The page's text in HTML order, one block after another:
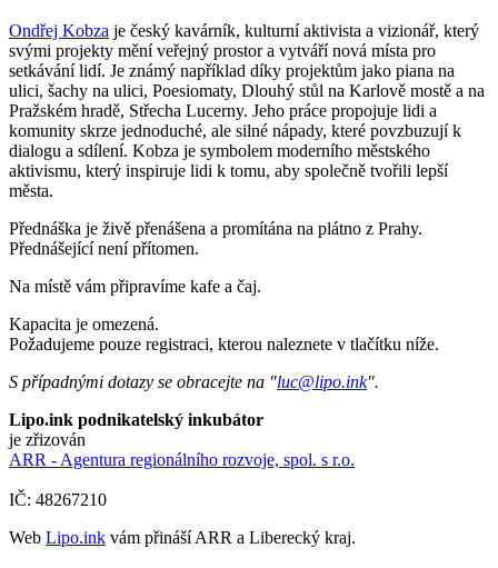
Ondřej Kobza je český kavárník, kulturní aktivista a vizionář, který
svými projekty mění veřejný prostor a vytváří nová místa pro
setkávání lidí. Je známý například díky projektům jako piana na
ulici, šachy na ulici, Poesiomaty, Dlouhý stůl na Karlově mostě a na
Pražském hradě, Střecha Lucerny. Jeho práce propojuje lidi a
komunity skrze jednoduché, ale silné nápady, které povzbuzují k
dialogu a sdílení. Kobza je symbolem moderního městského
aktivismu, který inspiruje lidi k tomu, aby společně tvořili lepší
města.
Přednáška je živě přenášena a promítána na plátno z Prahy.
Přednášející není přítomen.
Na místě vám připravíme kafe a čaj.
Kapacita je omezená.
Požadujeme pouze registraci, kterou naleznete v tlačítku níže.
S případnými dotazy se obracejte na "luc@lipo.ink".
Lipo.ink podnikatelský inkubátor
je zřizován
ARR - Agentura regionálního rozvoje, spol. s r.o.
IČ: 48267210
Web Lipo.ink vám přináší ARR a Liberecký kraj.